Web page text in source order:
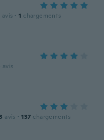
avis · 1 chargements
avis
avis · 137 chargements